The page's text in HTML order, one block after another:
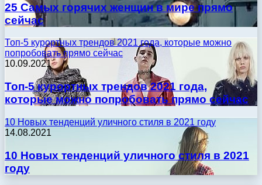
25 Самых горячих женщин в мире прямо
сейчас
Топ-5 курортных трендов 2021 года, которые можно
попробовать прямо сейчас
10.09.2021
Топ-5 курортных трендов 2021 года,
которые можно попробовать прямо сейчас
10 Новых тенденций уличного стиля в 2021 году
14.08.2021
10 Новых тенденций уличного стиля в 2021
году